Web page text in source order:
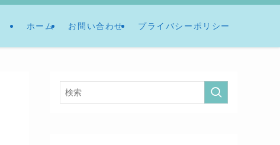
ホーム お問い合わせ プライバシーポリシー